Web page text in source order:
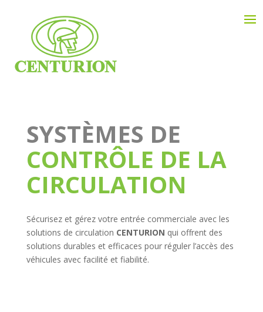
SYSTÈMES DE
CONTRÔLE DE LA
CIRCULATION
Sécurisez et gérez votre entrée commerciale avec les
solutions de circulation CENTURION qui offrent des
solutions durables et efficaces pour réguler l’accès des
véhicules avec facilité et fiabilité.